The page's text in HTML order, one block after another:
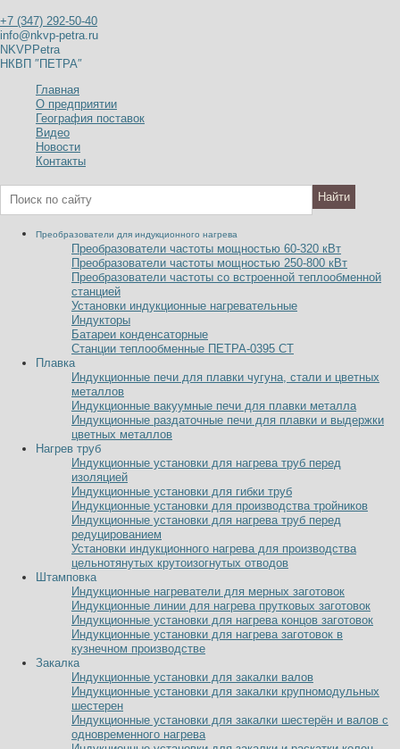
+7 (347) 292-50-40
info@nkvp-petra.ru
NKVPPetra
НКВП ″ПЕТРА″
Главная
О предприятии
География поставок
Видео
Новости
Контакты
Преобразователи для индукционного нагрева
Преобразователи частоты мощностью 60-320 кВт
Преобразователи частоты мощностью 250-800 кВт
Преобразователи частоты со встроенной теплообменной
станцией
Установки индукционные нагревательные
Индукторы
Батареи конденсаторные
Станции теплообменные ПЕТРА-0395 СТ
Плавка
Индукционные печи для плавки чугуна, стали и цветных
металлов
Индукционные вакуумные печи для плавки металла
Индукционные раздаточные печи для плавки и выдержки
цветных металлов
Нагрев труб
Индукционные установки для нагрева труб перед
изоляцией
Индукционные установки для гибки труб
Индукционные установки для производства тройников
Индукционные установки для нагрева труб перед
редуцированием
Установки индукционного нагрева для производства
цельнотянутых крутоизогнутых отводов
Штамповка
Индукционные нагреватели для мерных заготовок
Индукционные линии для нагрева прутковых заготовок
Индукционные установки для нагрева концов заготовок
Индукционные установки для нагрева заготовок в
кузнечном производстве
Закалка
Индукционные установки для закалки валов
Индукционные установки для закалки крупномодульных
шестерен
Индукционные установки для закалки шестерён и валов с
одновременного нагрева